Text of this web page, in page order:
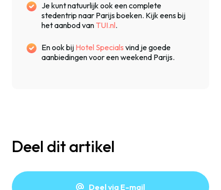
Je kunt natuurlijk ook een complete
stedentrip naar Parijs boeken. Kijk eens bij
het aanbod van TUI.nl.
En ook bij Hotel Specials vind je goede
aanbiedingen voor een weekend Parijs.
Deel dit artikel
Deel via E-mail